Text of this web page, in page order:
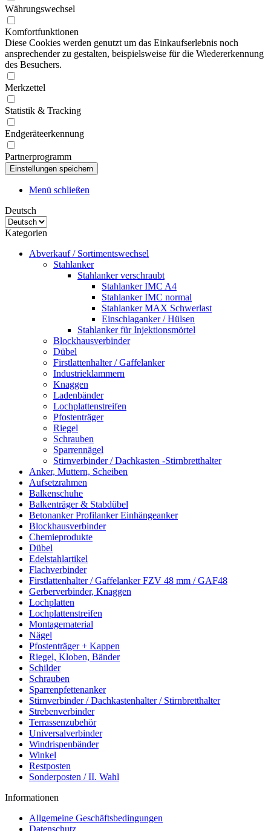
Währungswechsel
Komfortfunktionen
Diese Cookies werden genutzt um das Einkaufserlebnis noch
ansprechender zu gestalten, beispielsweise für die Wiedererkennung
des Besuchers.
Merkzettel
Statistik & Tracking
Endgeräteerkennung
Partnerprogramm
Menü schließen
Deutsch
Kategorien
Abverkauf / Sortimentswechsel
Stahlanker
Stahlanker verschraubt
Stahlanker IMC A4
Stahlanker IMC normal
Stahlanker MAX Schwerlast
Einschlaganker / Hülsen
Stahlanker für Injektionsmörtel
Blockhausverbinder
Dübel
Firstlattenhalter / Gaffelanker
Industrieklammern
Knaggen
Ladenbänder
Lochplattenstreifen
Pfostenträger
Riegel
Schrauben
Sparrennägel
Stirnverbinder / Dachkasten -Stirnbretthalter
Anker, Muttern, Scheiben
Aufsetzrahmen
Balkenschuhe
Balkenträger & Stabdübel
Betonanker Profilanker Einhängeanker
Blockhausverbinder
Chemieprodukte
Dübel
Edelstahlartikel
Flachverbinder
Firstlattenhalter / Gaffelanker FZV 48 mm / GAF48
Gerberverbinder, Knaggen
Lochplatten
Lochplattenstreifen
Montagematerial
Nägel
Pfostenträger + Kappen
Riegel, Kloben, Bänder
Schilder
Schrauben
Sparrenpfettenanker
Stirnverbinder / Dachkastenhalter / Stirnbretthalter
Strebenverbinder
Terrassenzubehör
Universalverbinder
Windrispenbänder
Winkel
Restposten
Sonderposten / II. Wahl
Informationen
Allgemeine Geschäftsbedingungen
Datenschutz